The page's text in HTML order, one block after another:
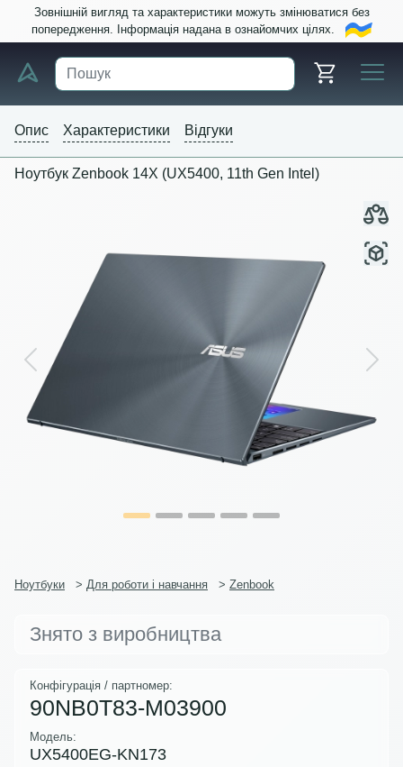
Зовнішній вигляд та характеристики можуть змінюватися без
попередження. Інформація надана в ознайомчих цілях.
Опис Характеристики Відгуки
Ноутбук Zenbook 14X (UX5400, 11th Gen Intel)
Previous Next
Ноутбуки > Для роботи і навчання > Zenbook
Знято з виробництва
Конфігурація / партномер:
90NB0T83-M03900
Модель:
UX5400EG-KN173